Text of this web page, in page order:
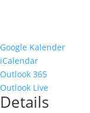
Google Kalender
iCalendar
Outlook 365
Outlook Live
Details